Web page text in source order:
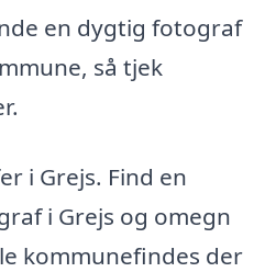
en dygtig fotograf
så tjek
i Grejs. Find en
i Grejs og omegn
kommunefindes der